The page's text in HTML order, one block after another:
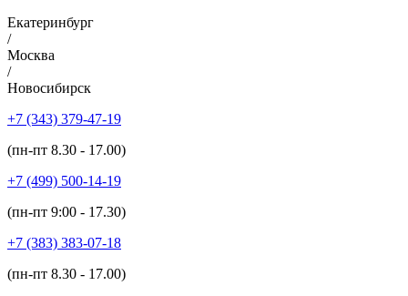
Екатеринбург
/
Москва
/
Новосибирск
+7 (343) 379-47-19
(пн-пт 8.30 - 17.00)
+7 (499) 500-14-19
(пн-пт 9:00 - 17.30)
+7 (383) 383-07-18
(пн-пт 8.30 - 17.00)